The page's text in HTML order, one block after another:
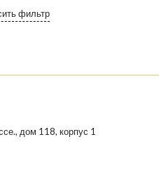
дом 118, корпус 1